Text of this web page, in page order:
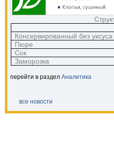
Консервированный без уксуса
Пюре
Сок
Заморозка
перейти в раздел Аналитика
все новости